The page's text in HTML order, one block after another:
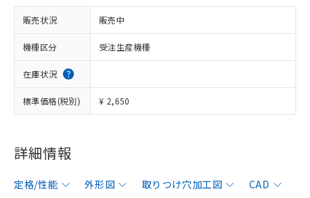
販売状況 販売中
機種区分 受注生産機種
在庫状況
標準価格(税別) ¥ 2,650
詳細情報
定格/性能 外形図 取りつけ穴加工図
CAD